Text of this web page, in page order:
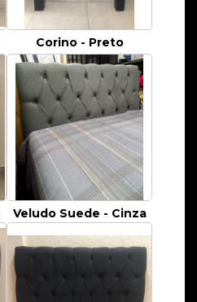
Corino - Preto
Veludo Suede - Cinza